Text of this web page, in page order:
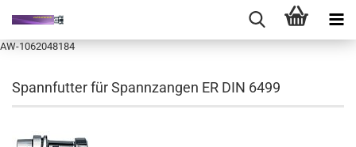
AW-1062048184
Spannfutter für Spannzangen ER DIN 6499